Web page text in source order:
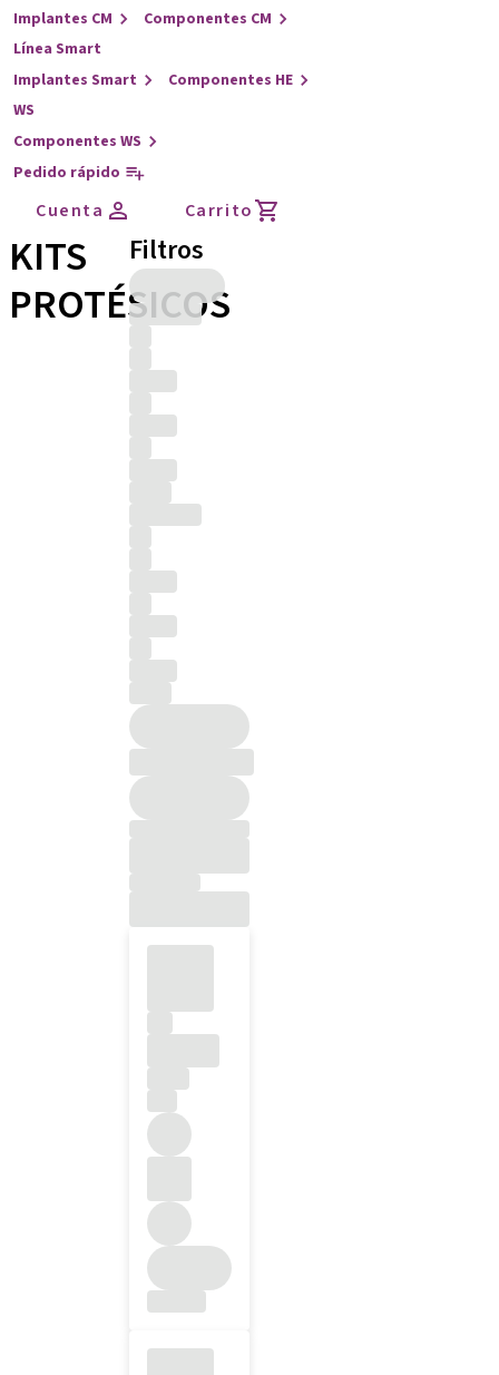
Implantes CM
Componentes CM
Línea Smart
Implantes Smart
Componentes HE
WS
Componentes WS
Pedido rápido
Cuenta Carrito
KITS
PROTÉSICOS
Filtros